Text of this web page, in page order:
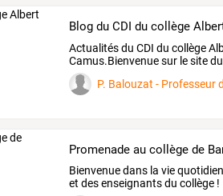
Actualitésdu CDI du collège
Camus.Bienvenuesur lesitedu
P. Balouzat - Professeur
Promenade au collège de
Bienvenue dans la vie
et des enseignants du collège !